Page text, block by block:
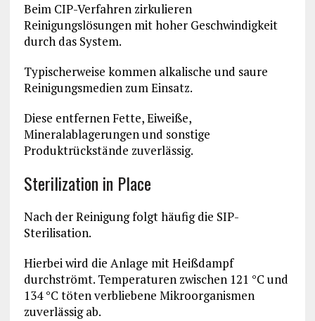
Beim CIP-Verfahren zirkulieren
Reinigungslösungen mit hoher Geschwindigkeit
durch das System.
Typischerweise kommen alkalische und saure
Reinigungsmedien zum Einsatz.
Diese entfernen Fette, Eiweiße,
Mineralablagerungen und sonstige
Produktrückstände zuverlässig.
Sterilization in Place
Nach der Reinigung folgt häufig die SIP-
Sterilisation.
Hierbei wird die Anlage mit Heißdampf
durchströmt. Temperaturen zwischen 121 °C und
134 °C töten verbliebene Mikroorganismen
zuverlässig ab.